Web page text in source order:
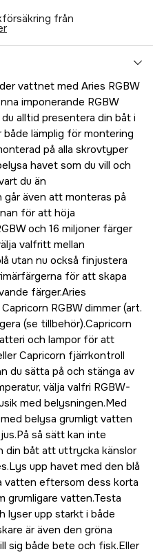
från
vattnet med Aries RGBW
imponerande RGBW
alltid presentera din båt i
både lämplig för montering
på alla skrovtyper
havet som du vill och
du än
även att monteras på
för att höja
och 16 miljoner färger​
valfritt mellan
utan nu också finjustera
för att skapa
färger.Aries
RGBW dimmer (art.
(se tillbehör).Capricorn
och lampor för att
Capricorn fjärrkontroll
du sätta på och stänga av
välja valfri RGBW-
med belysningen.Med
belysa grumligt vatten
så sätt kan inte
din båt att uttrycka känslor
upp havet med den blå
vatten eftersom dess korta
grumligare vatten.Testa
lyser upp starkt i både
är även den gröna
sig både bete och fisk.Eller